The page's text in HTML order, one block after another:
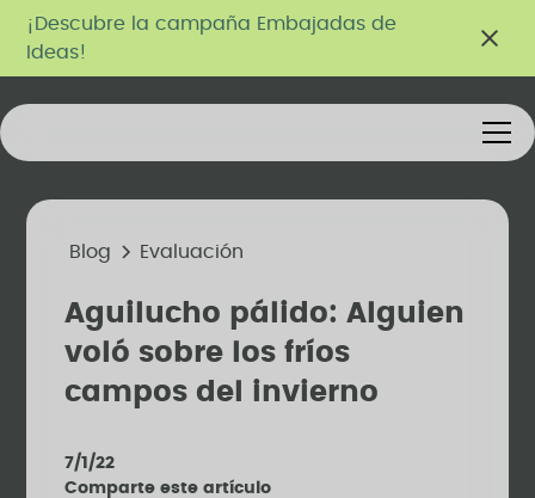
¡Descubre la campaña Embajadas de
Ideas!
Blog Evaluación
Aguilucho pálido: Alguien
voló sobre los fríos
campos del invierno
7/1/22
Comparte este artículo